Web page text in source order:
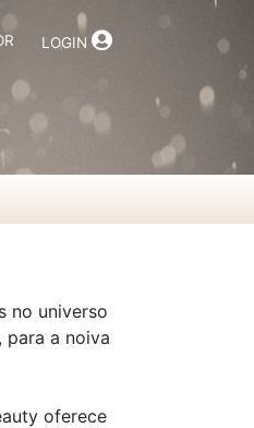
LOGIN
no universo
para a noiva
oferece